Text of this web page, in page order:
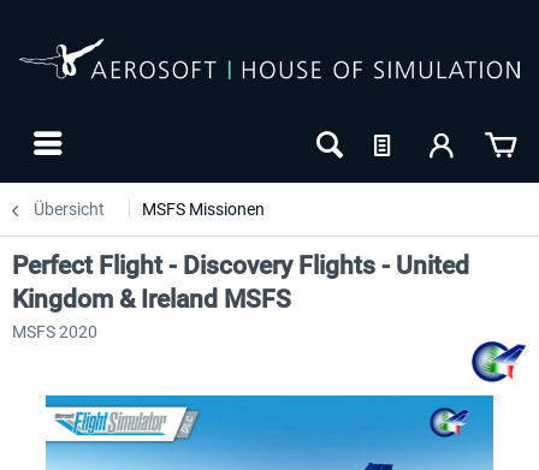
Übersicht MSFS Missionen
Perfect Flight - Discovery Flights - United
Kingdom & Ireland MSFS
MSFS 2020